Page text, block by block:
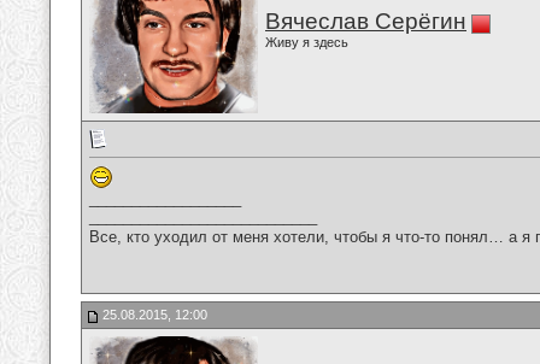
Вячеслав Серёгин
Живу я здесь
Все, кто уходил от меня хотели, чтобы я что-то понял… а
25.08.2015, 12:00